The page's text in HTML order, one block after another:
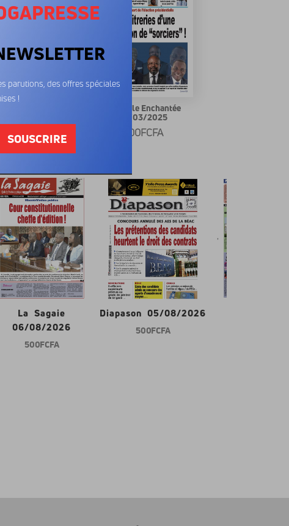
600FCFA
La Cigale Enchantée
06/03/2025
600FCFA
La Sagaie
06/08/2026
500 FCFA
Diapason 05/08/2026
500 FCFA
parutions, des offres spéciales
!
SOUSCRIRE